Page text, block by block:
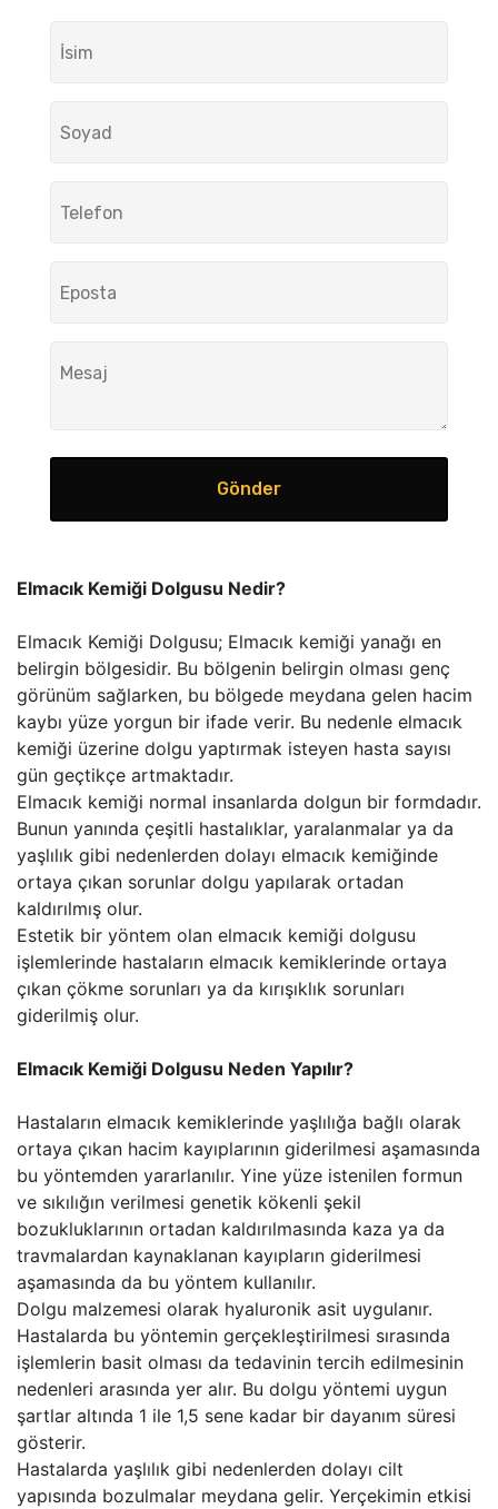
Gönder
Elmacık Kemiği Dolgusu Nedir?
Elmacık Kemiği Dolgusu; Elmacık kemiği yanağı en
belirgin bölgesidir. Bu bölgenin belirgin olması genç
görünüm sağlarken, bu bölgede meydana gelen hacim
kaybı yüze yorgun bir ifade verir. Bu nedenle elmacık
kemiği üzerine dolgu yaptırmak isteyen hasta sayısı
gün geçtikçe artmaktadır.
Elmacık kemiği normal insanlarda dolgun bir formdadır.
Bunun yanında çeşitli hastalıklar, yaralanmalar ya da
yaşlılık gibi nedenlerden dolayı elmacık kemiğinde
ortaya çıkan sorunlar dolgu yapılarak ortadan
kaldırılmış olur.
Estetik bir yöntem olan elmacık kemiği dolgusu
işlemlerinde hastaların elmacık kemiklerinde ortaya
çıkan çökme sorunları ya da kırışıklık sorunları
giderilmiş olur.
Elmacık Kemiği Dolgusu Neden Yapılır?
Hastaların elmacık kemiklerinde yaşlılığa bağlı olarak
ortaya çıkan hacim kayıplarının giderilmesi aşamasında
bu yöntemden yararlanılır. Yine yüze istenilen formun
ve sıkılığın verilmesi genetik kökenli şekil
bozukluklarının ortadan kaldırılmasında kaza ya da
travmalardan kaynaklanan kayıpların giderilmesi
aşamasında da bu yöntem kullanılır.
Dolgu malzemesi olarak hyaluronik asit uygulanır.
Hastalarda bu yöntemin gerçekleştirilmesi sırasında
işlemlerin basit olması da tedavinin tercih edilmesinin
nedenleri arasında yer alır. Bu dolgu yöntemi uygun
şartlar altında 1 ile 1,5 sene kadar bir dayanım süresi
gösterir.
Hastalarda yaşlılık gibi nedenlerden dolayı cilt
yapısında bozulmalar meydana gelir. Yerçekimin etkisi